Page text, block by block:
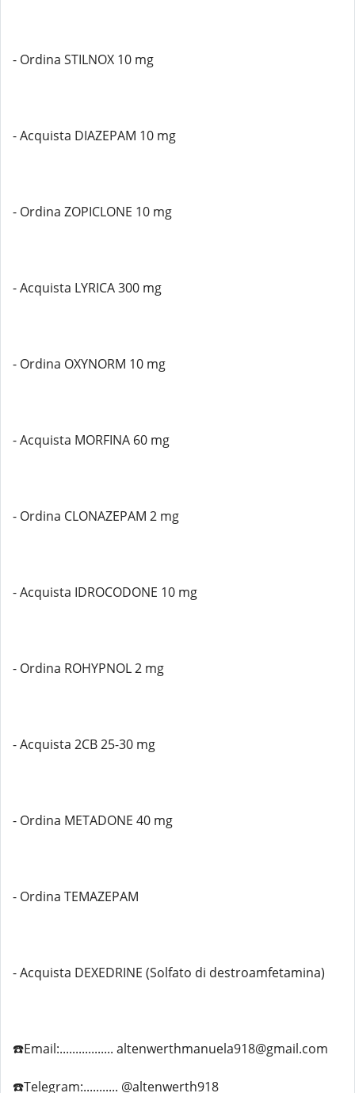
- Ordina STILNOX 10 mg
- Acquista DIAZEPAM 10 mg
- Ordina ZOPICLONE 10 mg
- Acquista LYRICA 300 mg
- Ordina OXYNORM 10 mg
- Acquista MORFINA 60 mg
- Ordina CLONAZEPAM 2 mg
- Acquista IDROCODONE 10 mg
- Ordina ROHYPNOL 2 mg
- Acquista 2CB 25-30 mg
- Ordina METADONE 40 mg
- Ordina TEMAZEPAM
- Acquista DEXEDRINE (Solfato di destroamfetamina)
☎️Email:................. altenwerthmanuela918@gmail.com
☎️Telegram:........... @altenwerth918